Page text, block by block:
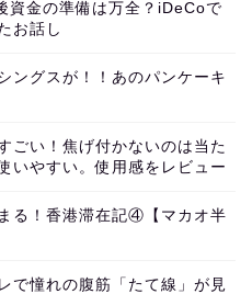
資金の準備は万全？iDeCoで
お話し
ングスが！！あのパンケーキ
ごい！焦げ付かないのは当た
いやすい。使用感をレビュー
る！香港滞在記④【マカオ半
で憧れの腹筋「たて線」が見